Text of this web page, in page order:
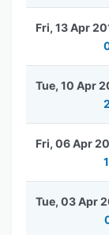
Fri, 13 Apr
Tue, 10 Apr
Fri, 06 Apr
Tue, 03 Apr